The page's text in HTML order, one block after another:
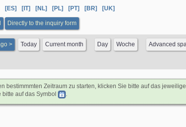
[ES] [IT] [NL] [PL] [PT] [BR] [UK]
Directly to the inquiry form
bestimmmten Zeitraum zu starten, klicken Sie bitte auf das jeweilige
auf das Symbol
.